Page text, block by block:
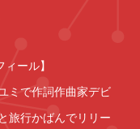
ール】
ミで作詞作曲家デビ
旅行かばんでリリー